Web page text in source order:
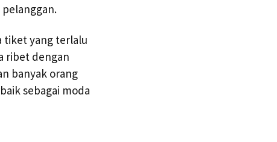
tiket yang terlalu
ribet dengan
banyak orang
sebagai moda